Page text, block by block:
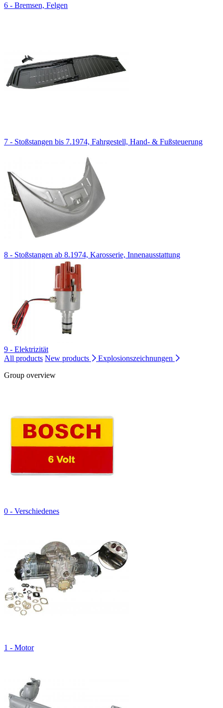
6 - Bremsen, Felgen
7 - Stoßstangen bis 7.1974, Fahrgestell, Hand- & Fußsteuerung
8 - Stoßstangen ab 8.1974, Karosserie, Innenausstattung
9 - Elektrizität
All products New products
Explosionszeichnungen
Group overview
0 - Verschiedenes
1 - Motor